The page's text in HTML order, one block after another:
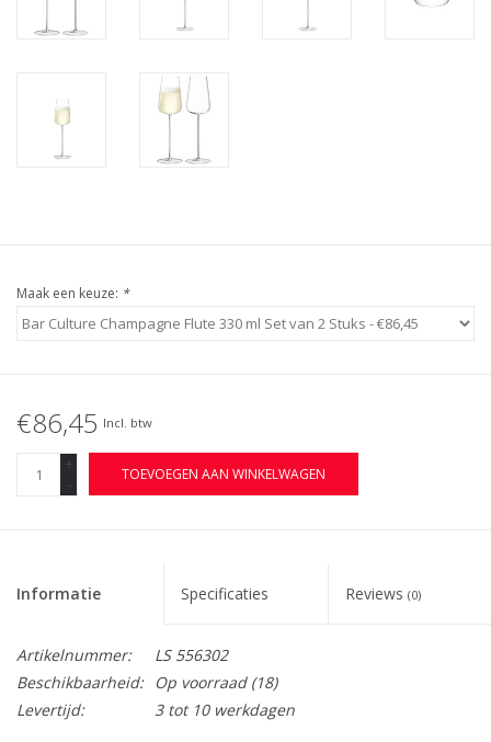
Maak een keuze: *
€86,45 Incl. btw
+
-
TOEVOEGEN AAN WINKELWAGEN
Informatie Specificaties Reviews (0)
Artikelnummer:
LS 556302
Beschikbaarheid:
Op voorraad(18)
Levertijd:
3 tot 10 werkdagen